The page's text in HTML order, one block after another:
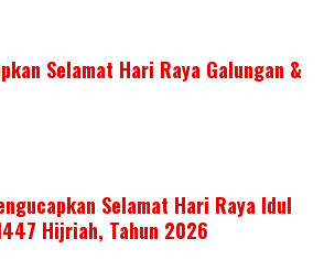
Selamat Hari Raya Galungan &
Selamat Hari Raya Idul
Hijriah, Tahun 2026